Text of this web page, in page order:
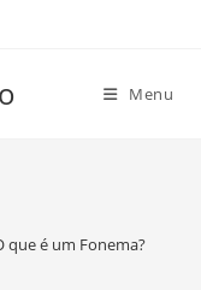
Menu
que é um Fonema?